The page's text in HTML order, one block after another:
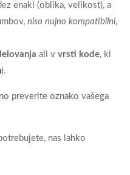
enaki (oblika, velikost), a
niso nujno kompatibilni,
ali v vrsti kode, ki
).
preverite oznako vašega
nas lahko